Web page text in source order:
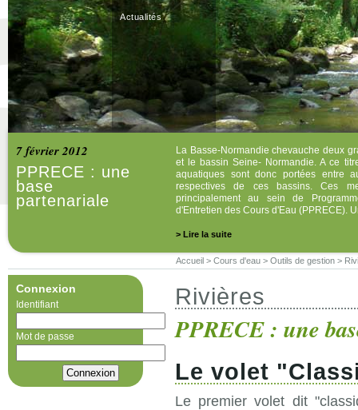
Actualités
7 février 2012
PPRECE : une
base
partenariale
La Basse-Normandie chevauche deux
et le bassin Seine- Normandie. A ce
aquatiques sont donc portées entre
respectives de ces bassins. Ces
principalement au sein de
d'Entretien des Cours d'Eau (PPRECE).
> Lire la suite
Accueil > Cours d'eau > Outils de gestion >
Connexion
Identifiant
Mot de passe
Rivières
PPRECE : une
Le volet
Le premier volet dit